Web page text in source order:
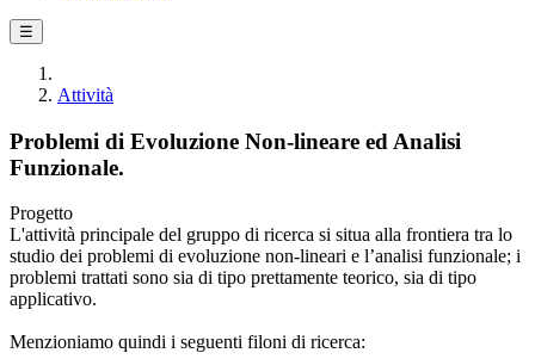
☰
Attività
Problemi di Evoluzione Non-lineare ed Analisi
Funzionale.
Progetto
L'attività principale del gruppo di ricerca si situa alla frontiera tra lo
studio dei problemi di evoluzione non-lineari e l’analisi funzionale; i
problemi trattati sono sia di tipo prettamente teorico, sia di tipo
applicativo.
Menzioniamo quindi i seguenti filoni di ricerca: